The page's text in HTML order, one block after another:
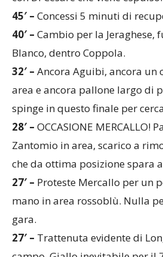
40′ – Cambio per la Jeraghese,
Blanco, dentro Coppola.
32′ –Ancora Aguibi, ancora un
area e ancora pallone largo di
spinge in questo finale per
28′ –OCCASIONE MERCALLO!
Zantomio in area, scarico a
che da ottima posizione spara
27′ –Proteste Mercallo per un
mano in area rossoblù. Nulla
gara.
27′ –
campo. Giallo inevitabile per il
24′ –OCCASIONE MERCALLO!